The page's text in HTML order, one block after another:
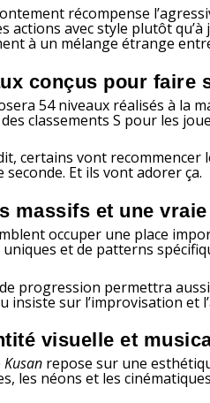
récompense
actions avec style plutôt
à un mélange étrange
conçus pour
54 niveaux réalisés à la
classements S pour les
certains vont recommencer
seconde. Et ils vont adorer ça.
massifs et une
occuper une place
uniques et de patterns
progression permettra
insiste sur l’improvisation et
visuelle et
Kusan repose sur une
les néons et les